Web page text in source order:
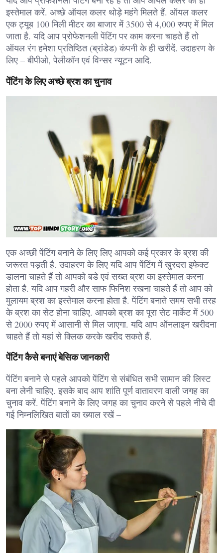
इस्तेमाल करें. अच्छे ऑयल कलर थोड़े महंगे मिलते हैं. ऑयल कलर
एक ट्यूब 100 मिली मीटर का बाजार में 3500 से 4,000 रुपए में मिल
जाता है. यदि आप प्रोफेशनली पेंटिंग पर काम करना चाहते हैं तो
ऑयल रंग हमेशा प्रतिष्ठित (ब्रांडेड) कंपनी के ही खरीदें. उदाहरण के
लिए – बीपीओ, पेलीकॉन एवं विन्सर न्यूटन आदि.
पेंटिंग के लिए अच्छे ब्रश का चुनाव
एक अच्छी पेंटिंग बनाने के लिए लिए आपको कई प्रकार के ब्रश की
जरूरत पड़ती है. उदाहरण के लिए यदि आप पेंटिंग में खुरदरा इफेक्ट
डालना चाहते हैं तो आपको बडे एवं सख्त ब्रश का इस्तेमाल करना
होता है. यदि आप गहरी और साफ फिनिश रखना चाहते हैं तो आप को
मुलायम ब्रश का इस्तेमाल करना होता है. पेंटिंग बनाते समय सभी तरह
के ब्रश का सेट होना चाहिए. आपको ब्रश का पूरा सेट मार्केट में 500
से 2000 रुपए में आसानी से मिल जाएगा. यदि आप ऑनलाइन खरीदना
चाहते हैं तो यहां से क्लिक करके खरीद सकते हैं.
पेंटिंग कैसे बनाएं बेसिक जानकारी
पेंटिंग बनाने से पहले आपको पेंटिंग से संबंधित सभी सामान की लिस्ट
बना लेनी चाहिए. इसके बाद आप शांति पूर्ण वातावरण वाली जगह का
चुनाव करें. पेंटिंग बनाने के लिए जगह का चुनाव करने से पहले नीचे दी
गई निम्नलिखित बातों का ख्याल रखें –